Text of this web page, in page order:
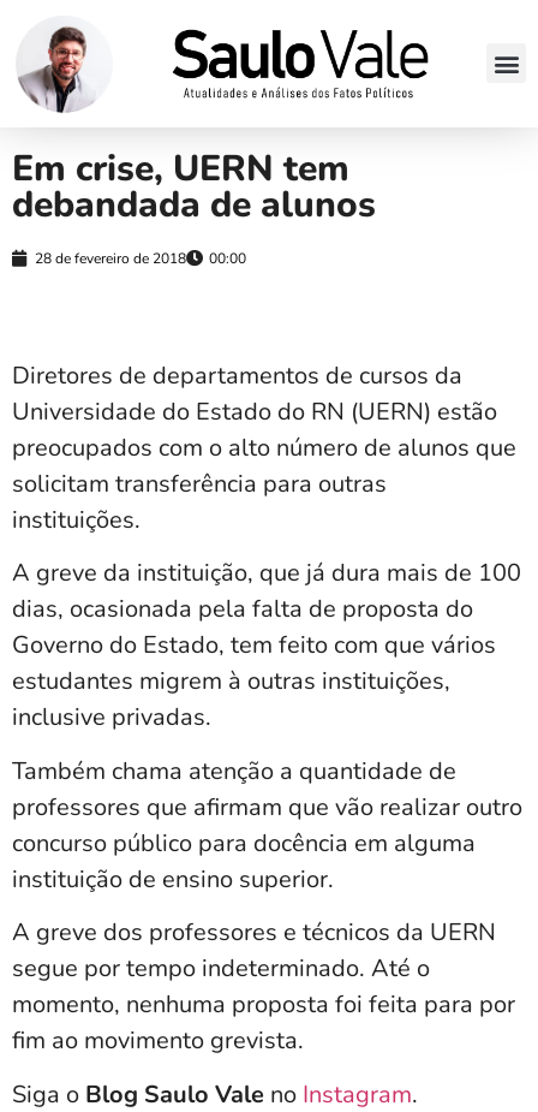
Em crise, UERN tem
debandada de alunos
28 de fevereiro de 2018 00:00
Diretores de departamentos de cursos da
Universidade do Estado do RN (UERN) estão
preocupados com o alto número de alunos que
solicitam transferência para outras
instituições.
A greve da instituição, que já dura mais de 100
dias, ocasionada pela falta de proposta do
Governo do Estado, tem feito com que vários
estudantes migrem à outras instituições,
inclusive privadas.
Também chama atenção a quantidade de
professores que afirmam que vão realizar outro
concurso público para docência em alguma
instituição de ensino superior.
A greve dos professores e técnicos da UERN
segue por tempo indeterminado. Até o
momento, nenhuma proposta foi feita para por
fim ao movimento grevista.
Siga o Blog Saulo Vale no Instagram.